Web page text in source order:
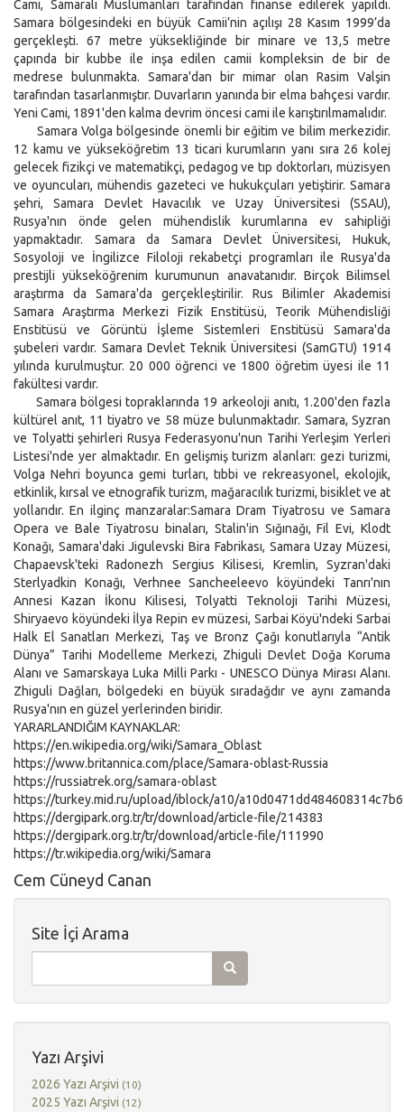
Cami, Samaralı Müslümanları tarafından finanse edilerek yapıldı.
Samara bölgesindeki en büyük Camii’nin açılışı 28 Kasım 1999’da
gerçekleşti. 67 metre yüksekliğinde bir minare ve 13,5 metre
çapında bir kubbe ile inşa edilen camii kompleksin de bir de
medrese bulunmakta. Samara'dan bir mimar olan Rasim Valşin
tarafından tasarlanmıştır. Duvarların yanında bir elma bahçesi vardır.
Yeni Cami, 1891'den kalma devrim öncesi cami ile karıştırılmamalıdır.
Samara Volga bölgesinde önemli bir eğitim ve bilim merkezidir.
12 kamu ve yükseköğretim 13 ticari kurumların yanı sıra 26 kolej
gelecek fizikçi ve matematikçi, pedagog ve tıp doktorları, müzisyen
ve oyuncuları, mühendis gazeteci ve hukukçuları yetiştirir. Samara
şehri, Samara Devlet Havacılık ve Uzay Üniversitesi (SSAU),
Rusya'nın önde gelen mühendislik kurumlarına ev sahipliği
yapmaktadır. Samara da Samara Devlet Üniversitesi, Hukuk,
Sosyoloji ve İngilizce Filoloji rekabetçi programları ile Rusya'da
prestijli yükseköğrenim kurumunun anavatanıdır. Birçok Bilimsel
araştırma da Samara'da gerçekleştirilir. Rus Bilimler Akademisi
Samara Araştırma Merkezi Fizik Enstitüsü, Teorik Mühendisliği
Enstitüsü ve Görüntü İşleme Sistemleri Enstitüsü Samara'da
şubeleri vardır. Samara Devlet Teknik Üniversitesi (SamGTU) 1914
yılında kurulmuştur. 20 000 öğrenci ve 1800 öğretim üyesi ile 11
fakültesi vardır.
Samara bölgesi topraklarında 19 arkeoloji anıtı, 1.200'den fazla
kültürel anıt, 11 tiyatro ve 58 müze bulunmaktadır. Samara, Syzran
ve Tolyatti şehirleri Rusya Federasyonu'nun Tarihi Yerleşim Yerleri
Listesi'nde yer almaktadır. En gelişmiş turizm alanları: gezi turizmi,
Volga Nehri boyunca gemi turları, tıbbi ve rekreasyonel, ekolojik,
etkinlik, kırsal ve etnografik turizm, mağaracılık turizmi, bisiklet ve at
yollarıdır. En ilginç manzaralar:Samara Dram Tiyatrosu ve Samara
Opera ve Bale Tiyatrosu binaları, Stalin'in Sığınağı, Fil Evi, Klodt
Konağı, Samara'daki Jigulevski Bira Fabrikası, Samara Uzay Müzesi,
Chapaevsk'teki Radonezh Sergius Kilisesi, Kremlin, Syzran'daki
Sterlyadkin Konağı, Verhnee Sancheeleevo köyündeki Tanrı'nın
Annesi Kazan İkonu Kilisesi, Tolyatti Teknoloji Tarihi Müzesi,
Shiryaevo köyündeki İlya Repin ev müzesi, Sarbai Köyü'ndeki Sarbai
Halk El Sanatları Merkezi, Taş ve Bronz Çağı konutlarıyla “Antik
Dünya” Tarihi Modelleme Merkezi, Zhiguli Devlet Doğa Koruma
Alanı ve Samarskaya Luka Milli Parkı - UNESCO Dünya Mirası Alanı.
Zhiguli Dağları, bölgedeki en büyük sıradağdır ve aynı zamanda
Rusya'nın en güzel yerlerinden biridir.
YARARLANDIĞIM KAYNAKLAR:
https://en.wikipedia.org/wiki/Samara_Oblast
https://www.britannica.com/place/Samara-oblast-Russia
https://russiatrek.org/samara-oblast
https://turkey.mid.ru/upload/iblock/a10/
https://dergipark.org.tr/tr/download/article-file/214383
https://dergipark.org.tr/tr/download/article-file/111990
https://tr.wikipedia.org/wiki/Samara
Cem Cüneyd Canan
Site İçi Arama
Yazı Arşivi
2026 Yazı Arşivi (10)
2025 Yazı Arşivi (12)